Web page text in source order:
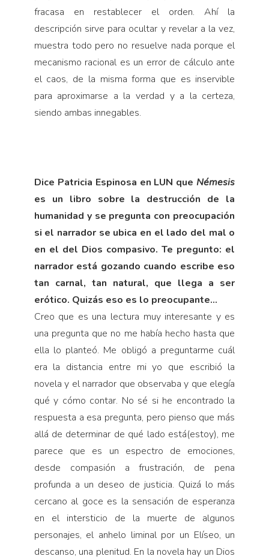
fracasa en restablecer el orden. Ahí la
descripción sirve para ocultar y revelar a la vez,
muestra todo pero no resuelve nada porque el
mecanismo racional es un error de cálculo ante
el caos, de la misma forma que es inservible
para aproximarse a la verdad y a la certeza,
siendo ambas innegables.
Dice Patricia Espinosa en LUN que Némesis
es un libro sobre la destrucción de la
humanidad y se pregunta con preocupación
si el narrador se ubica en el lado del mal o
en el del Dios compasivo. Te pregunto: el
narrador está gozando cuando escribe eso
tan carnal, tan natural, que llega a ser
erótico. Quizás eso es lo preocupante…
Creo que es una lectura muy interesante y es
una pregunta que no me había hecho hasta que
ella lo planteó. Me obligó a preguntarme cuál
era la distancia entre mi yo que escribió la
novela y el narrador que observaba y que elegía
qué y cómo contar. No sé si he encontrado la
respuesta a esa pregunta, pero pienso que más
allá de determinar de qué lado está(estoy), me
parece que es un espectro de emociones,
desde compasión a frustración, de pena
profunda a un deseo de justicia. Quizá lo más
cercano al goce es la sensación de esperanza
en el intersticio de la muerte de algunos
personajes, el anhelo liminal por un Elíseo, un
descanso, una plenitud. En la novela hay un Dios